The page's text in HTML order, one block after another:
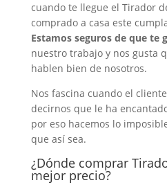
cuando te llegue el Tirador
comprado a casa este
Estamos seguros de que te
nuestro trabajo y nos gusta
hablen bien de nosotros.
Nos fascina cuando el
decirnos que le ha
por eso hacemos lo
que así sea.
¿Dónde comprar
mejor precio?